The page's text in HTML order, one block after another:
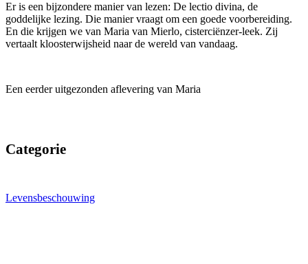
Er is een bijzondere manier van lezen: De lectio divina, de
goddelijke lezing. Die manier vraagt om een goede voorbereiding.
En die krijgen we van Maria van Mierlo, cisterciënzer-leek. Zij
vertaalt kloosterwijsheid naar de wereld van vandaag.
Een eerder uitgezonden aflevering van Maria
Categorie
Levensbeschouwing